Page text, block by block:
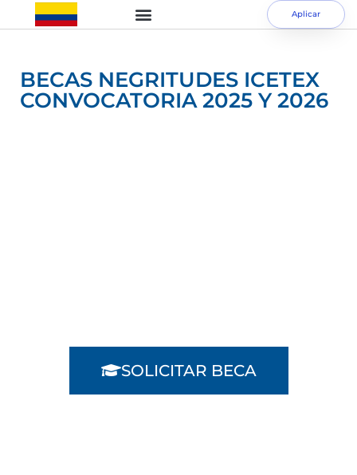
Aplicar
BECAS NEGRITUDES ICETEX
CONVOCATORIA 2025 Y 2026
SOLICITAR BECA